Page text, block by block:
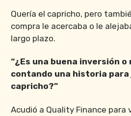
Quería el capricho, pero
compra le acercaba o le
largo plazo.
“¿Es una buena inversión o
contando una historia
capricho?”
Acudió a Quality Finance para